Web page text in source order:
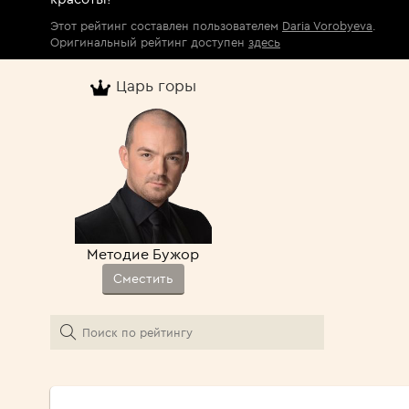
Этот рейтинг составлен пользователем Daria Vorobyeva
Оригинальный рейтинг доступен здесь
Царь горы
Методие Бужор
Сместить